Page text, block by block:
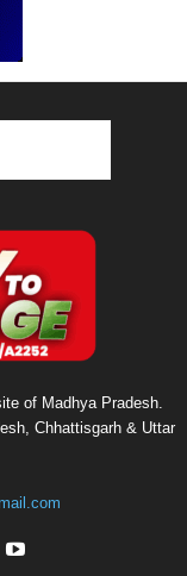
of Madhya Pradesh.
Chhattisgarh & Uttar